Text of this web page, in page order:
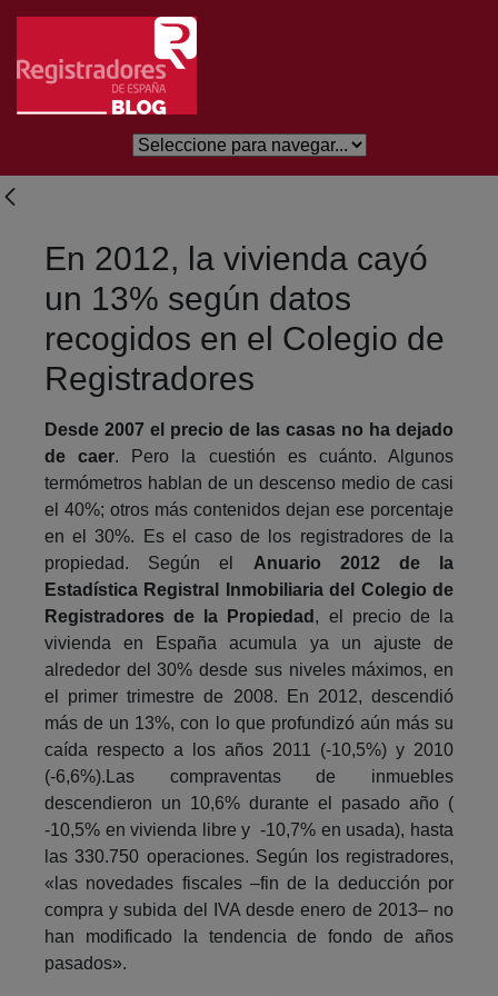
Skip to Main Content
En 2012, la vivienda cayó
un 13% según datos
recogidos en el Colegio de
Registradores
Desde 2007 el precio de las casas no ha dejado
de caer. Pero la cuestión es cuánto. Algunos
termómetros hablan de un descenso medio de casi
el 40%; otros más contenidos dejan ese porcentaje
en el 30%. Es el caso de los registradores de la
propiedad. Según el Anuario 2012 de la
Estadística Registral Inmobiliaria del Colegio de
Registradores de la Propiedad , el precio de la
vivienda en España acumula ya un ajuste de
alrededor del 30% desde sus niveles máximos, en
el primer trimestre de 2008. En 2012, descendió
más de un 13%, con lo que profundizó aún más su
caída respecto a los años 2011 (-10,5%) y 2010
(-6,6%). Las compraventas de inmuebles
descendieron un 10,6% durante el pasado año (
-10,5% en vivienda libre y -10,7% en usada), hasta
las 330.750 operaciones. Según los registradores,
«las novedades fiscales –fin de la deducción por
compra y subida del IVA desde enero de 2013– no
han modificado la tendencia de fondo de años
pasados».